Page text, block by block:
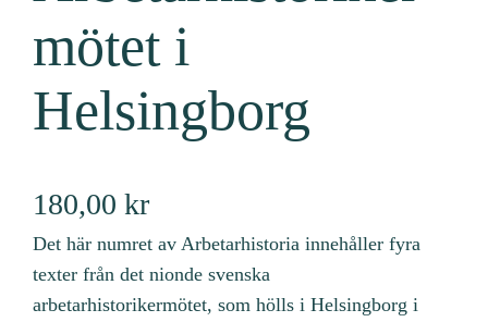
mötet i
Helsingborg
180,00kr
Det här numret av Arbetarhistoria innehåller fyra
texter från det nionde svenska
arbetarhistorikermötet, som hölls i Helsingborg i